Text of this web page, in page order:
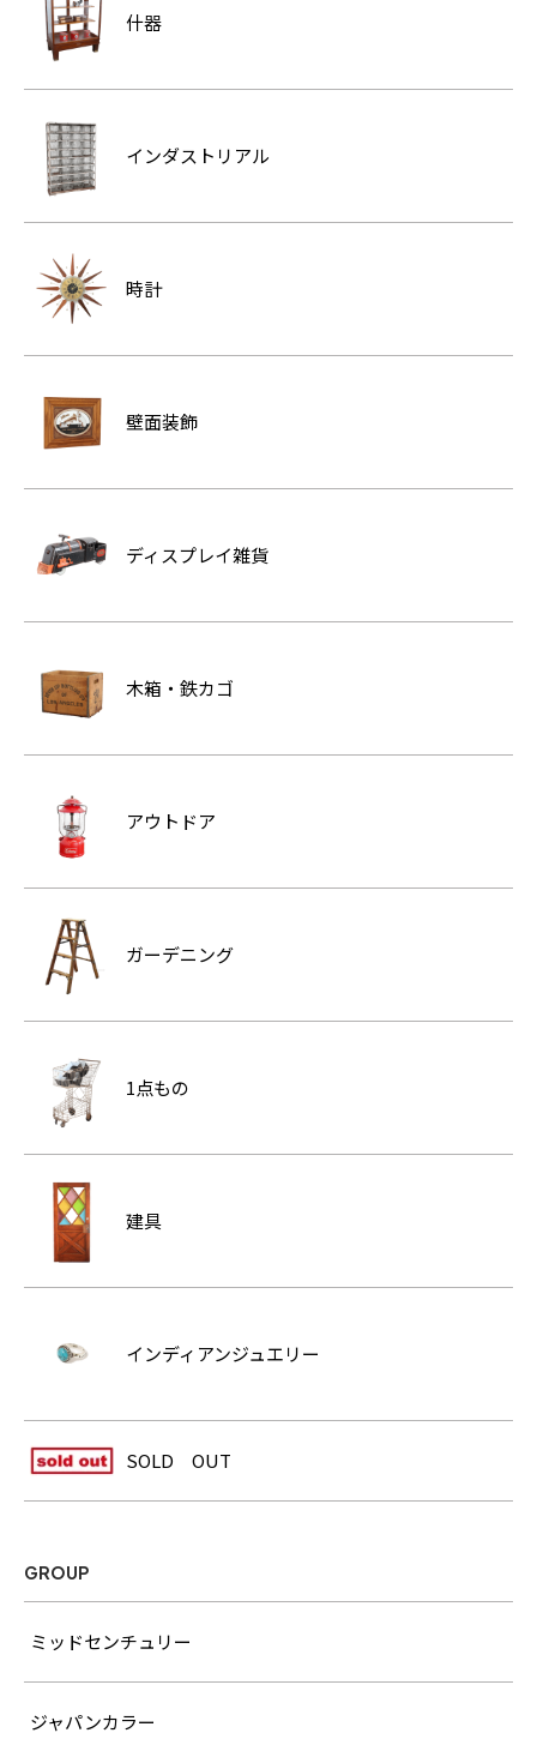
什器
インダストリアル
時計
壁面装飾
ディスプレイ雑貨
木箱・鉄カゴ
アウトドア
ガーデニング
1点もの
建具
インディアンジュエリー
SOLD OUT
GROUP
ミッドセンチュリー
ジャパンカラー